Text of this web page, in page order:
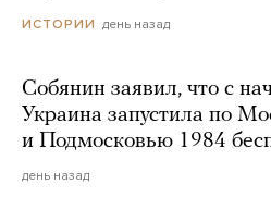
ИСТОРИИ день назад
Собянин заявил, что с
Украина запустила по
и Подмосковью 1984
день назад